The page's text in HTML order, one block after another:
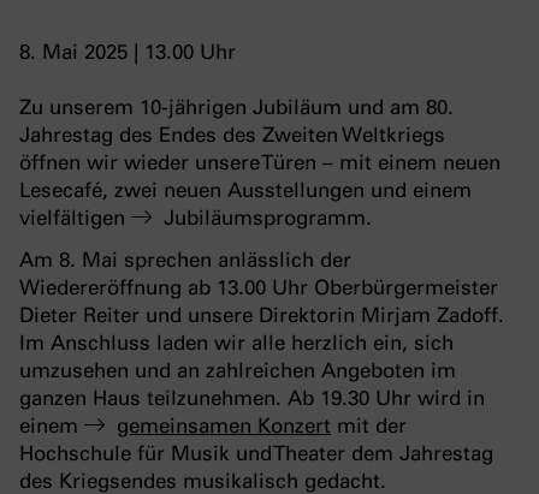
8. Mai 2025 | 13.00 Uhr
Zu unserem 10-jährigen Jubiläum und am 80.
Jahrestag des Endes des Zweiten Weltkriegs
öffnen wir wieder unsere Türen – mit einem neuen
Lesecafé, zwei neuen Ausstellungen und einem
vielfältigen
Jubiläumsprogramm.
Am 8. Mai sprechen anlässlich der
Wiedereröffnung ab 13.00 Uhr Oberbürgermeister
Dieter Reiter und unsere Direktorin Mirjam Zadoff.
Im Anschluss laden wir alle herzlich ein, sich
umzusehen und an zahlreichen Angeboten im
ganzen Haus teilzunehmen. Ab 19.30 Uhr wird in
einem
gemeinsamen Konzert mit der
Hochschule für Musik und Theater dem Jahrestag
des Kriegsendes musikalisch gedacht.